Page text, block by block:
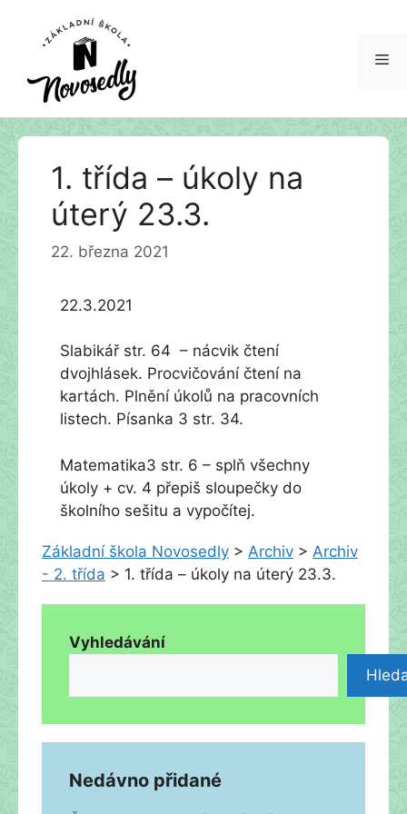
Přeskočit
1. třída – úkoly na
úterý 23.3.
22. března 2021
22.3.2021
Slabikář str. 64 – nácvik čtení
dvojhlásek. Procvičování čtení na
kartách. Plnění úkolů na pracovních
listech. Písanka 3 str. 34.
Matematika3 str. 6 – splň všechny
úkoly + cv. 4 přepiš sloupečky do
školního sešitu a vypočítej.
Základní škola Novosedly > Archiv > Archiv
- 2. třída > 1. třída – úkoly na úterý 23.3.
Vyhledávání
Nedávno přidané